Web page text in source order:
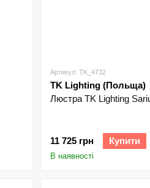
Артикул: TK_4732
TK Lighting (Польща)
Люстра TK Lighting
11 725 грн Купити
В наявності